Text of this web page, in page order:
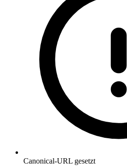
Canonical-URL gesetzt